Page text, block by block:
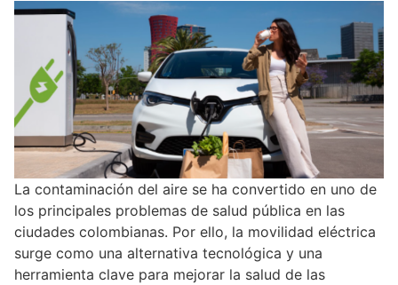
La contaminación del aire se ha convertido en uno de
los principales problemas de salud pública en las
ciudades colombianas. Por ello, la movilidad eléctrica
surge como una alternativa tecnológica y una
herramienta clave para mejorar la salud de las